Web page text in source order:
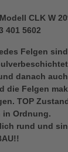
CLK W
401 5602
Felgen
danach
die Felgen
TOP
Ordnung.
rund und